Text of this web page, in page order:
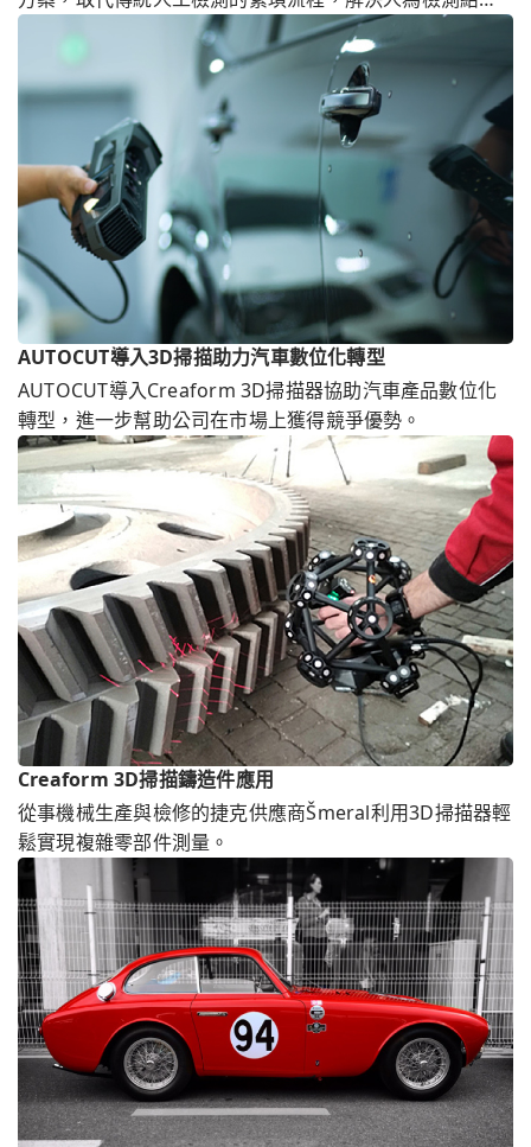
AUTOCUT導入3D掃描助力汽車數位化轉型
AUTOCUT導入Creaform 3D掃描器協助汽車產品數位化
轉型，進一步幫助公司在市場上獲得競爭優勢。
Creaform 3D掃描鑄造件應用
從事機械生產與檢修的捷克供應商Šmeral利用3D掃描器輕
鬆實現複雜零部件測量。